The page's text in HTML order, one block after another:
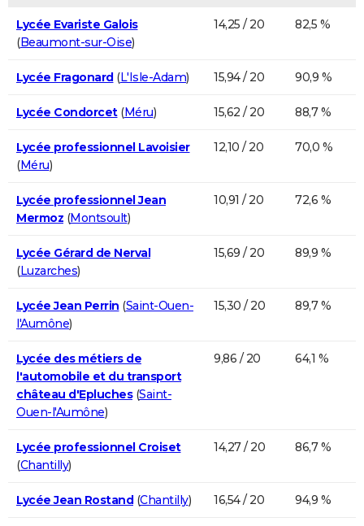
Lycée Evariste Galois
(Beaumont-sur-Oise)
14,25 / 20 82,5 %
Lycée Fragonard(L'Isle-Adam) 15,94 / 20 90,9 %
Lycée Condorcet(Méru) 15,62 / 20 88,7 %
Lycée professionnel Lavoisier
(Méru)
12,10 / 20 70,0 %
Lycée professionnel Jean
Mermoz (Montsoult)
10,91 / 20 72,6 %
Lycée Gérard de Nerval
(Luzarches)
15,69 / 20 89,9 %
Lycée Jean Perrin (Saint-Ouen-
l'Aumône)
15,30 / 20 89,7 %
Lycée des métiers de
l'automobile et du transport
château d'Epluches(Saint-
Ouen-l'Aumône)
9,86 / 20 64,1 %
Lycée professionnel Croiset
(Chantilly)
14,27 / 20 86,7 %
Lycée Jean Rostand(Chantilly) 16,54 / 20 94,9 %